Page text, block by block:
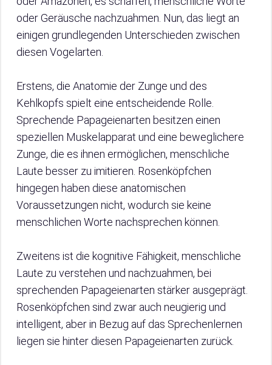
oder Geräusche nachzuahmen. Nun, das liegt an
einigen grundlegenden Unterschieden zwischen
diesen Vogelarten.
Erstens, die Anatomie der Zunge und des
Kehlkopfs spielt eine entscheidende Rolle.
Sprechende Papageienarten besitzen einen
speziellen Muskelapparat und eine beweglichere
Zunge, die es ihnen ermöglichen, menschliche
Laute besser zu imitieren. Rosenköpfchen
hingegen haben diese anatomischen
Voraussetzungen nicht, wodurch sie keine
menschlichen Worte nachsprechen können.
Zweitens ist die kognitive Fähigkeit, menschliche
Laute zu verstehen und nachzuahmen, bei
sprechenden Papageienarten stärker ausgeprägt.
Rosenköpfchen sind zwar auch neugierig und
intelligent, aber in Bezug auf das Sprechenlernen
liegen sie hinter diesen Papageienarten zurück.